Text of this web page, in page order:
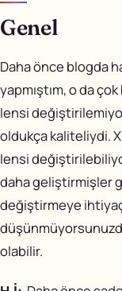
Genel
Daha önce blogda
yapmıştım, o da
lensi
oldukça kaliteliydi.
lensi
daha geliştirmişler
değiştirmeye ihtiyaç
olabilir.